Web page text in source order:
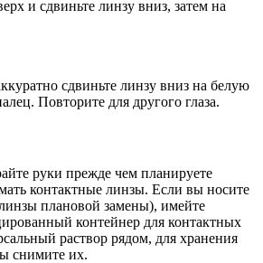
и сдвиньте линзу вниз, затем на
сдвиньте линзу вниз на белую
Повторите для другого глаза.
руки прежде чем планируете
контактные линзы. Если вы носите
плановой замены), имейте
контейнер для контактных
раствор рядом, для хранения
снимите их.